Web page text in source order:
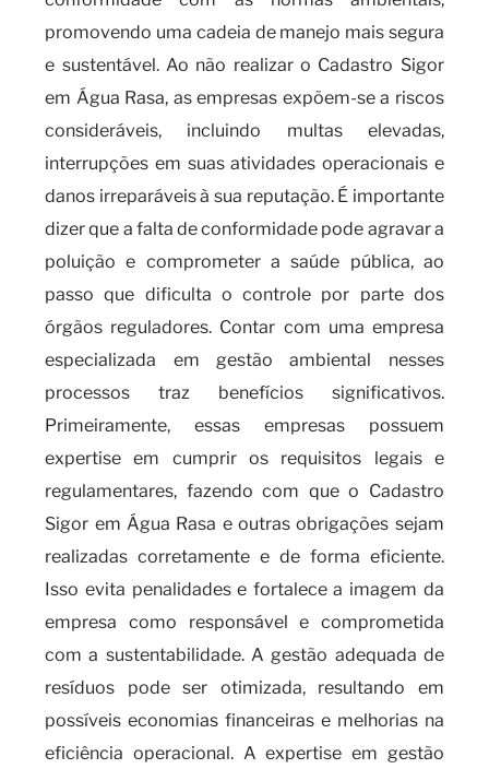
promovendo uma cadeia de manejo mais segura
e sustentável. Ao não realizar o Cadastro Sigor
em Água Rasa, as empresas expõem-se a riscos
consideráveis, incluindo multas elevadas,
interrupções em suas atividades operacionais e
danos irreparáveis à sua reputação. É importante
dizer que a falta de conformidade pode agravar a
poluição e comprometer a saúde pública, ao
passo que dificulta o controle por parte dos
órgãos reguladores. Contar com uma empresa
especializada em gestão ambiental nesses
processos traz benefícios significativos.
Primeiramente, essas empresas possuem
expertise em cumprir os requisitos legais e
regulamentares, fazendo com que o Cadastro
Sigor em Água Rasa e outras obrigações sejam
realizadas corretamente e de forma eficiente.
Isso evita penalidades e fortalece a imagem da
empresa como responsável e comprometida
com a sustentabilidade. A gestão adequada de
resíduos pode ser otimizada, resultando em
possíveis economias financeiras e melhorias na
eficiência operacional. A expertise em gestão